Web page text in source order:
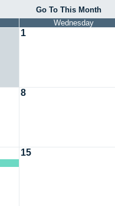
Go To This Month
Wednesday
1
8
15